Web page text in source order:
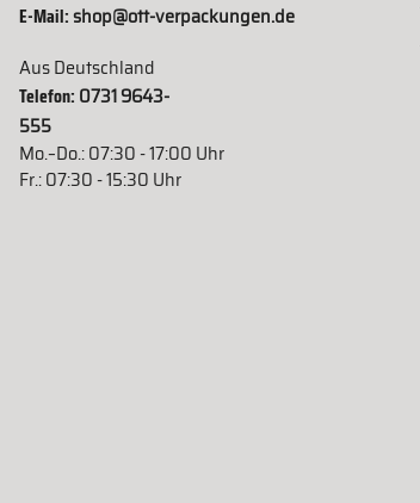
E-Mail:shop@ott-verpackungen.de
Aus Deutschland
Telefon: 0731 9643-
555
Mo.–Do.: 07:30 - 17:00 Uhr
Fr.: 07:30 - 15:30 Uhr